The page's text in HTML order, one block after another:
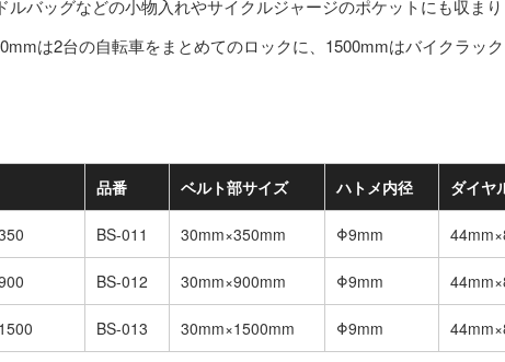
バッグなどの小物入れやサイクルジャージのポケットにも収まり
は2台の自転車をまとめてのロックに、1500mmはバイクラック
品番 ベルト部サイズ ハトメ内径 ダイヤ
BS-011 30mm×350mm Φ9mm
BS-012 30mm×900mm Φ9mm
BS-013 30mm×1500mm Φ9mm